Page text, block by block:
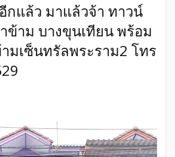
กแล้ว มาแล้วจ้า ทาวน์
ข้าม บางขุนเทียน พร้อม
มเซ็นทรัลพระราม2 โทร